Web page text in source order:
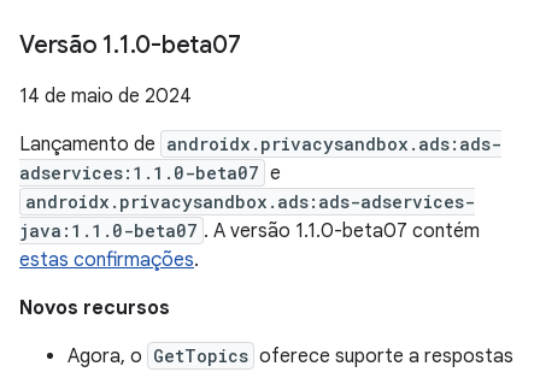
Versão 1.1.0-beta07
14 de maio de 2024
Lançamento de androidx.privacysandbox.ads:ads-
adservices:1.1.0-beta07 e
androidx.privacysandbox.ads:ads-adservices-
java:1.1.0-beta07 . A versão 1.1.0-beta07 contém
estas confirmações.
Novos recursos
Agora, o GetTopics oferece suporte a respostas